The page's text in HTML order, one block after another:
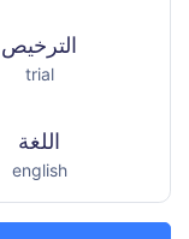
الترخيص
trial
اللغة
english